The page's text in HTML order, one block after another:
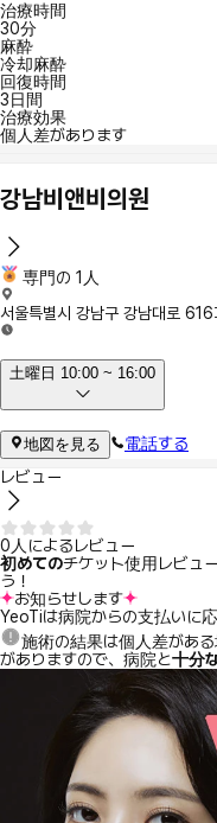
治療時間
30分
麻酔
冷却麻酔
回復時間
3日間
治療効果
個人差があります
강남비앤비의원
専門の 1人
서울특별시 강남구 강남대로 616
土曜日 10:00 ~ 16:00
地図を見る
電話する
レビュー
0人によるレビュー
初めてのチケット使用レビュ
う！
お知らせします
YeoTiは病院からの支払いに
施術の結果は個人差がある
がありますので、病院と十分